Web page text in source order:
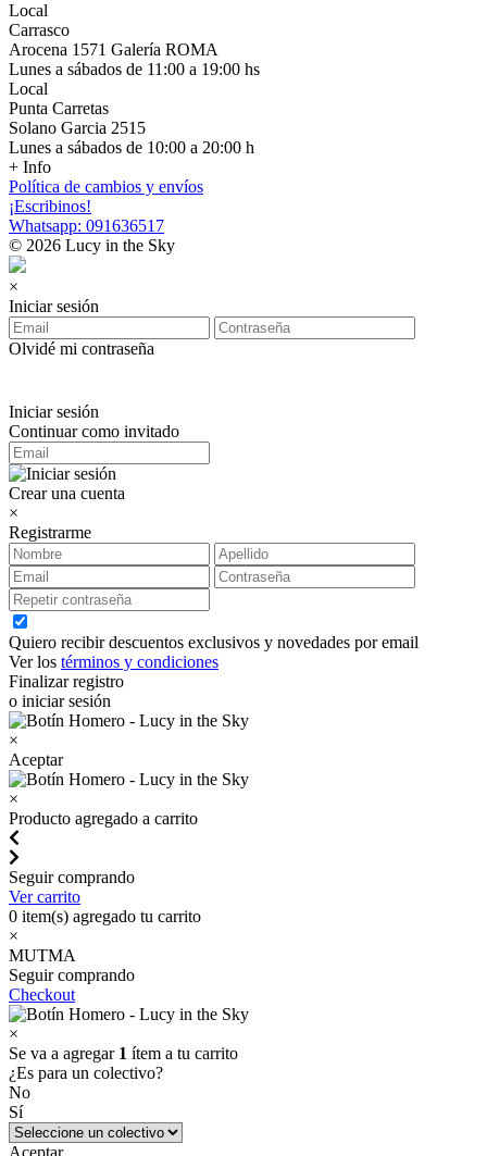
Local
Carrasco
Arocena 1571 Galería ROMA
Lunes a sábados de 11:00 a 19:00 hs
Local
Punta Carretas
Solano Garcia 2515
Lunes a sábados de 10:00 a 20:00 h
+ Info
Política de cambios y envíos
¡Escribinos!
Whatsapp: 091636517
© 2026 Lucy in the Sky
×
Iniciar sesión
Olvidé mi contraseña
Iniciar sesión
Continuar como invitado
Crear una cuenta
×
Registrarme
Quiero recibir descuentos exclusivos y novedades por email
Ver los términos y condiciones
Finalizar registro
o iniciar sesión
×
Aceptar
×
Producto agregado a carrito
Seguir comprando
Ver carrito
0 item(s) agregado tu carrito
×
MUTMA
Seguir comprando
Checkout
×
Se va a agregar 1 ítem a tu carrito
¿Es para un colectivo?
No
Sí
Aceptar